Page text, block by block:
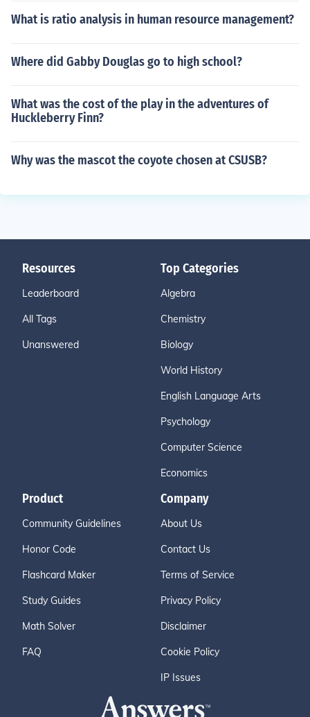
What is ratio analysis in human resource management?
Where did Gabby Douglas go to high school?
What was the cost of the play in the adventures of
Huckleberry Finn?
Why was the mascot the coyote chosen at CSUSB?
Resources
Leaderboard
All Tags
Unanswered
Top Categories
Algebra
Chemistry
Biology
World History
English Language Arts
Psychology
Computer Science
Economics
Product
Community Guidelines
Honor Code
Flashcard Maker
Study Guides
Math Solver
FAQ
Company
About Us
Contact Us
Terms of Service
Privacy Policy
Disclaimer
Cookie Policy
IP Issues